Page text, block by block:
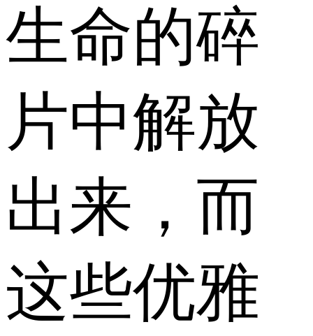
生命的碎
片中解放
出来，而
这些优雅